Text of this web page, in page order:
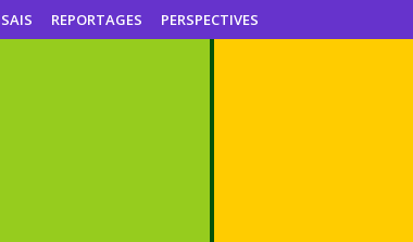
REPORTAGES PERSPECTIVES